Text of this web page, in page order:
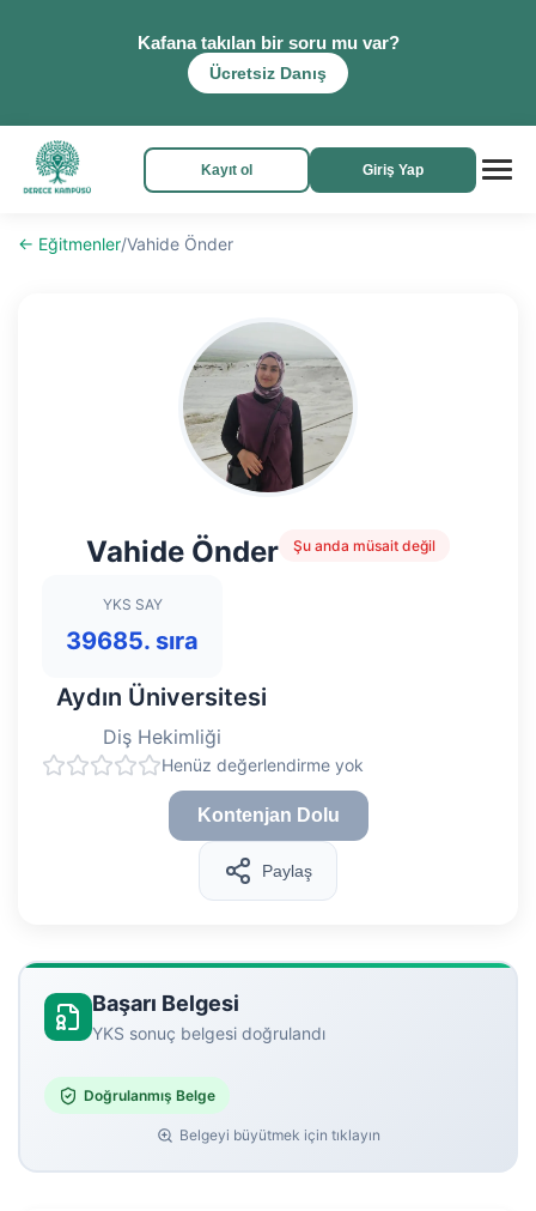
Kafana takılan bir soru mu var?
Ücretsiz Danış
Kayıt ol Giriş Yap
← Eğitmenler/Vahide Önder
Vahide Önder Şu anda müsait değil
YKS SAY
39685. sıra
Aydın Üniversitesi
Diş Hekimliği
Henüz değerlendirme yok
Kontenjan Dolu
Paylaş
Başarı Belgesi
YKS sonuç belgesi doğrulandı
Doğrulanmış Belge
Belgeyi büyütmek için tıklayın